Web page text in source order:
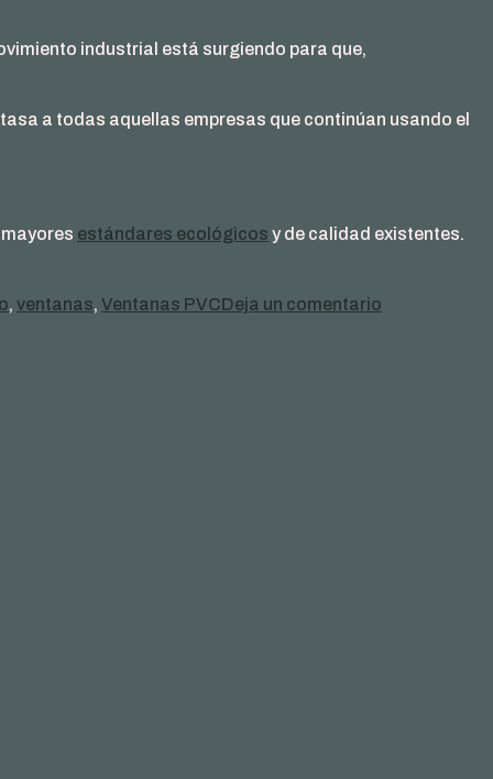
industrial está surgiendo para que,
a todas aquellas empresas que continúan usando el
estándares ecológicos y de calidad existentes.
, ventanas, Ventanas PVCDeja un comentario